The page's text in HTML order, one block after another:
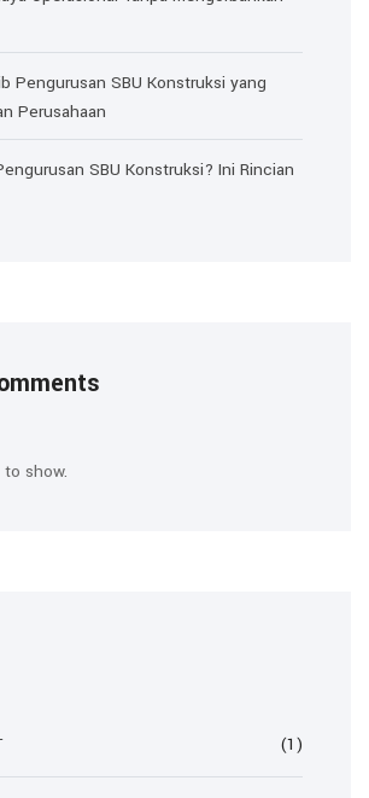
Pengurusan SBU Konstruksi yang
Perusahaan
SBU Konstruksi? Ini Rincian
show.
(1)